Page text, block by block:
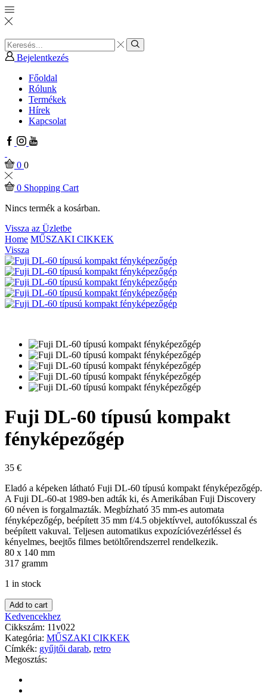
Search
input
Search
Bejelentkezés
Főoldal
Rólunk
Termékek
Hírek
Kapcsolat
Facebook
Instagram
Youtube
0 0
0 Shopping Cart
Nincs termék a kosárban.
Vissza az Üzletbe
Home MŰSZAKI CIKKEK
Vissza
Fuji DL-60 típusú kompakt
fényképezőgép
35 €
Eladó a képeken látható Fuji DL-60 típusú kompakt fényképezőgép.
A Fuji DL-60-at 1989-ben adták ki, és Amerikában Fuji Discovery
60 néven is forgalmazták. Megbízható 35 mm-es automata
fényképezőgép, beépített 35 mm f/4.5 objektívvel, autofókusszal és
beépített vakuval. Teljesen automatikus expozícióvezérléssel és
kényelmes, beejtős filmes betöltőrendszerrel rendelkezik.
80 x 140 mm
317 gramm
1 in stock
Add to cart
Kedvencekhez
Cikkszám: 11v022
Kategória: MŰSZAKI CIKKEK
Címkék: gyűjtői darab, retro
Megosztás: